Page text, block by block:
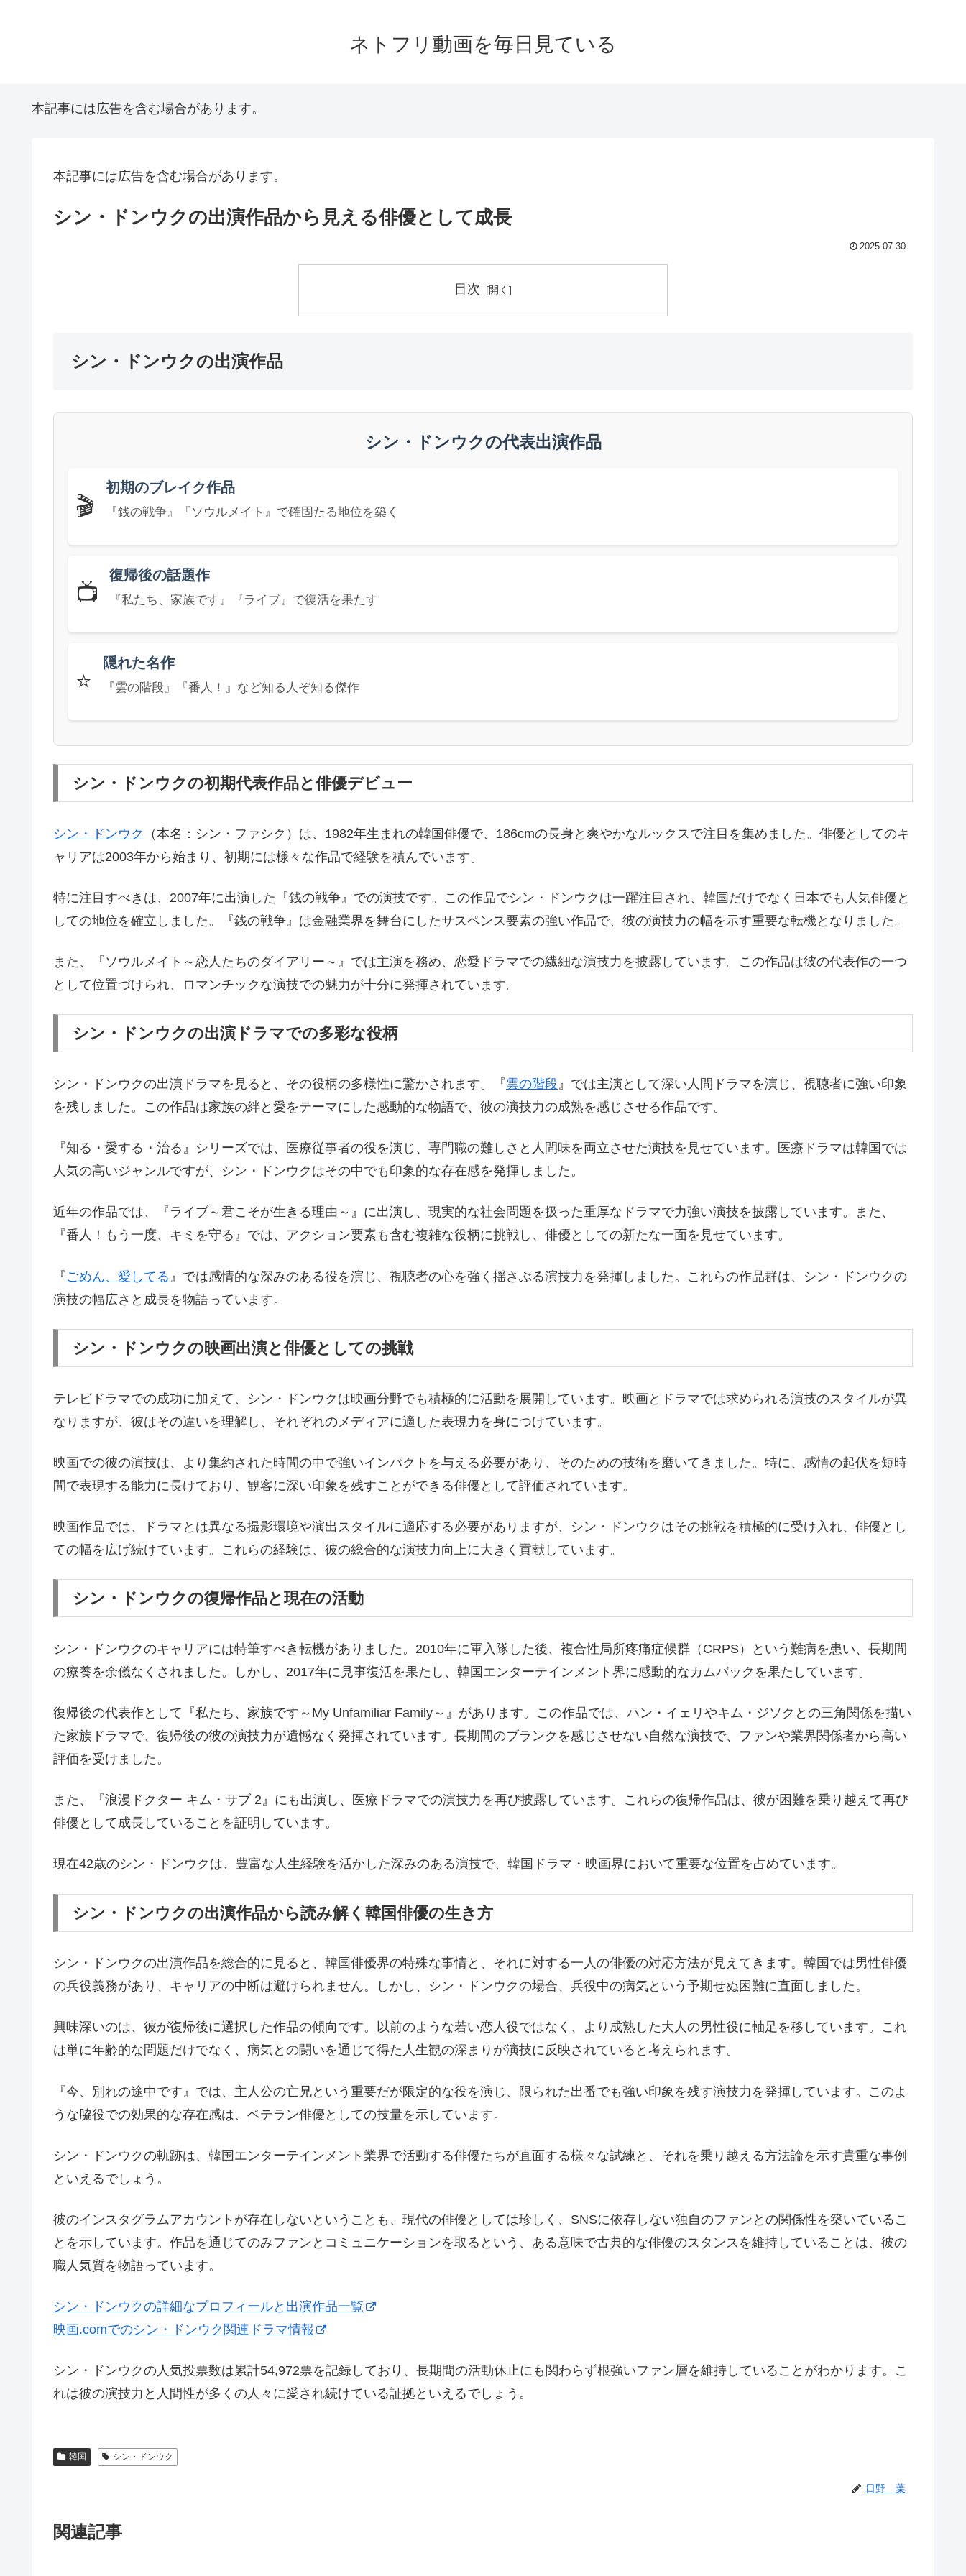
ネトフリ動画を毎日見ている
本記事には広告を含む場合があります。
本記事には広告を含む場合があります。
シン・ドンウクの出演作品から見える俳優として成長
2025.07.30
目次
シン・ドンウクの出演作品
シン・ドンウクの代表出演作品
🎬
初期のブレイク作品
『銭の戦争』『ソウルメイト』で確固たる地位を築く
📺
復帰後の話題作
『私たち、家族です』『ライブ』で復活を果たす
⭐
隠れた名作
『雲の階段』『番人！』など知る人ぞ知る傑作
シン・ドンウクの初期代表作品と俳優デビュー
シン・ドンウク
（本名：シン・ファシク）は、1982年生まれの韓国俳優で、186cmの長身と爽やかなルックスで注目を集めました。俳優としてのキ
ャリアは2003年から始まり、初期には様々な作品で経験を積んでいます。
特に注目すべきは、2007年に出演した『銭の戦争』での演技です。この作品でシン・ドンウクは一躍注目され、韓国だけでなく日本でも人気俳優と
しての地位を確立しました。『銭の戦争』は金融業界を舞台にしたサスペンス要素の強い作品で、彼の演技力の幅を示す重要な転機となりました。
また、『ソウルメイト～恋人たちのダイアリー～』では主演を務め、恋愛ドラマでの繊細な演技力を披露しています。この作品は彼の代表作の一つ
として位置づけられ、ロマンチックな演技での魅力が十分に発揮されています。
シン・ドンウクの出演ドラマでの多彩な役柄
シン・ドンウクの出演ドラマを見ると、その役柄の多様性に驚かされます。『雲の階段』では主演として深い人間ドラマを演じ、視聴者に強い印象
を残しました。この作品は家族の絆と愛をテーマにした感動的な物語で、彼の演技力の成熟を感じさせる作品です。
『知る・愛する・治る』シリーズでは、医療従事者の役を演じ、専門職の難しさと人間味を両立させた演技を見せています。医療ドラマは韓国では
人気の高いジャンルですが、シン・ドンウクはその中でも印象的な存在感を発揮しました。
近年の作品では、『ライブ～君こそが生きる理由～』に出演し、現実的な社会問題を扱った重厚なドラマで力強い演技を披露しています。また、
『番人！もう一度、キミを守る』では、アクション要素も含む複雑な役柄に挑戦し、俳優としての新たな一面を見せています。
『 ごめん、愛してる 』では感情的な深みのある役を演じ、視聴者の心を強く揺さぶる演技力を発揮しました。これらの作品群は、シン・ドンウクの
演技の幅広さと成長を物語っています。
シン・ドンウクの映画出演と俳優としての挑戦
テレビドラマでの成功に加えて、シン・ドンウクは映画分野でも積極的に活動を展開しています。映画とドラマでは求められる演技のスタイルが異
なりますが、彼はその違いを理解し、それぞれのメディアに適した表現力を身につけています。
映画での彼の演技は、より集約された時間の中で強いインパクトを与える必要があり、そのための技術を磨いてきました。特に、感情の起伏を短時
間で表現する能力に長けており、観客に深い印象を残すことができる俳優として評価されています。
映画作品では、ドラマとは異なる撮影環境や演出スタイルに適応する必要がありますが、シン・ドンウクはその挑戦を積極的に受け入れ、俳優とし
ての幅を広げ続けています。これらの経験は、彼の総合的な演技力向上に大きく貢献しています。
シン・ドンウクの復帰作品と現在の活動
シン・ドンウクのキャリアには特筆すべき転機がありました。2010年に軍入隊した後、複合性局所疼痛症候群（CRPS）という難病を患い、長期間
の療養を余儀なくされました。しかし、2017年に見事復活を果たし、韓国エンターテインメント界に感動的なカムバックを果たしています。
復帰後の代表作として『私たち、家族です～My Unfamiliar Family～』があります。この作品では、ハン・イェリやキム・ジソクとの三角関係を描い
た家族ドラマで、復帰後の彼の演技力が遺憾なく発揮されています。長期間のブランクを感じさせない自然な演技で、ファンや業界関係者から高い
評価を受けました。
また、『浪漫ドクター キム・サブ 2』にも出演し、医療ドラマでの演技力を再び披露しています。これらの復帰作品は、彼が困難を乗り越えて再び
俳優として成長していることを証明しています。
現在42歳のシン・ドンウクは、豊富な人生経験を活かした深みのある演技で、韓国ドラマ・映画界において重要な位置を占めています。
シン・ドンウクの出演作品から読み解く韓国俳優の生き方
シン・ドンウクの出演作品を総合的に見ると、韓国俳優界の特殊な事情と、それに対する一人の俳優の対応方法が見えてきます。韓国では男性俳優
の兵役義務があり、キャリアの中断は避けられません。しかし、シン・ドンウクの場合、兵役中の病気という予期せぬ困難に直面しました。
興味深いのは、彼が復帰後に選択した作品の傾向です。以前のような若い恋人役ではなく、より成熟した大人の男性役に軸足を移しています。これ
は単に年齢的な問題だけでなく、病気との闘いを通じて得た人生観の深まりが演技に反映されていると考えられます。
『今、別れの途中です』では、主人公の亡兄という重要だが限定的な役を演じ、限られた出番でも強い印象を残す演技力を発揮しています。このよ
うな脇役での効果的な存在感は、ベテラン俳優としての技量を示しています。
シン・ドンウクの軌跡は、韓国エンターテインメント業界で活動する俳優たちが直面する様々な試練と、それを乗り越える方法論を示す貴重な事例
といえるでしょう。
彼のインスタグラムアカウントが存在しないということも、現代の俳優としては珍しく、SNSに依存しない独自のファンとの関係性を築いているこ
とを示しています。作品を通じてのみファンとコミュニケーションを取るという、ある意味で古典的な俳優のスタンスを維持していることは、彼の
職人気質を物語っています。
シン・ドンウクの詳細なプロフィールと出演作品一覧
映画.comでのシン・ドンウク関連ドラマ情報
シン・ドンウクの人気投票数は累計54,972票を記録しており、長期間の活動休止にも関わらず根強いファン層を維持していることがわかります。こ
れは彼の演技力と人間性が多くの人々に愛され続けている証拠といえるでしょう。
韓国 シン・ドンウク
日野 葉
関連記事